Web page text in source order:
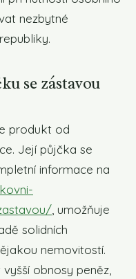
nezbytné
se zástavou
produkt od
Její půjčka se
informace na
, umožňuje
solidních
nemovitostí.
obnosy peněz,